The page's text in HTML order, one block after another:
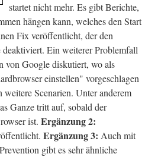
startet nicht mehr. Es gibt Berichte,
hängen kann, welches den Start
Fix veröffentlicht, der den
Ein weiterer Problemfall
von Google diskutiert, wo als
einstellen" vorgeschlagen
Scenarien. Unter anderem
Ganze tritt auf, sobald der
ist. Ergänzung 2:
Ergänzung 3: Auch mit
gibt es sehr ähnliche